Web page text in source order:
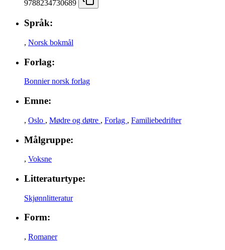
9788234730689
Språk:
, Norsk bokmål
Forlag:
Bonnier norsk forlag
Emne:
, Oslo , Mødre og døtre , Forlag , Familiebedrifter
Målgruppe:
, Voksne
Litteraturtype:
Skjønnlitteratur
Form:
, Romaner